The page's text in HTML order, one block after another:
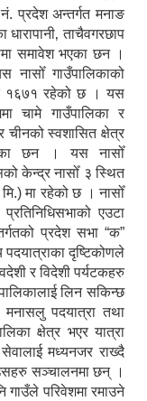
प्रदेश अन्तर्गत मनाङ
ताचैवगरछाप
समावेश भएका छन ।
नासोँ गाउँपालिकाको
१६७१ रहेको छ । यस
चामे गाउँपालिका र
चीनको स्वशासित क्षेत्र
छन । यस नासोँ
केन्द्र नासोँ ३ स्थित
मि.) मा रहेको छ । नासोँ
एउटा
प्रदेश सभा “क”
पदयात्राका दृष्टिकोणले
र विदेशी पर्यटकहरु
लिन सकिन्छ
मनासलु पदयात्रा तथा
क्षेत्र भएर यात्रा
मध्यनजर राख्दै
सञ्चालनमा छन् ।
गाउँले परिवेशमा रमाउने